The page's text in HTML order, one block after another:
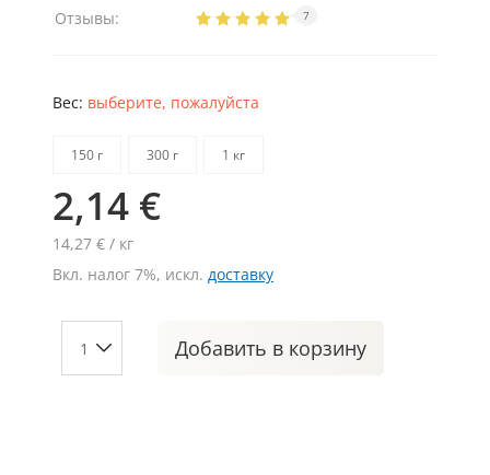
Отзывы:
7
Вес: выберите, пожалуйста
150 г 300 г 1 кг
2,14 €
14,27 € / кг
Вкл. налог 7%, искл. доставку
Добавить в корзину